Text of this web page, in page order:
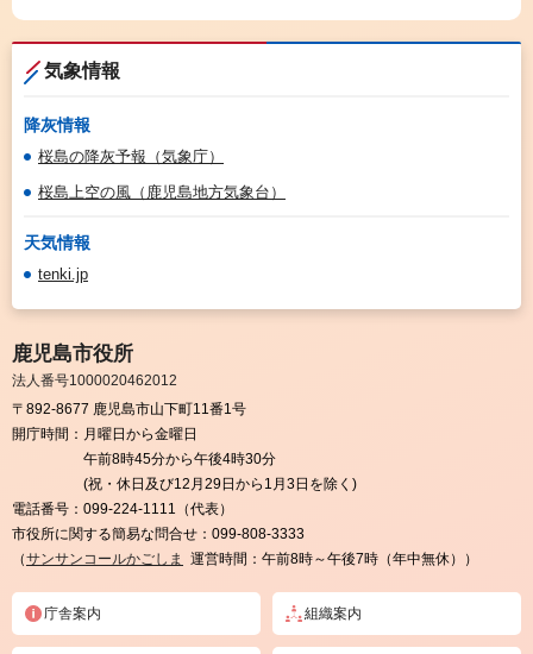
気象情報
降灰情報
桜島の降灰予報（気象庁）
桜島上空の風（鹿児島地方気象台）
天気情報
tenki.jp
鹿児島市役所
法人番号1000020462012
〒892-8677 鹿児島市山下町11番1号
開庁時間： 月曜日から金曜日
午前8時45分から午後4時30分
(祝・休日及び12月29日から1月3日を除く)
電話番号： 099-224-1111（代表）
市役所に関する簡易な問合せ： 099-808-3333
（サンサンコールかごしま 運営時間：午前8時～午後7時（年中無休））
庁舎案内 組織案内